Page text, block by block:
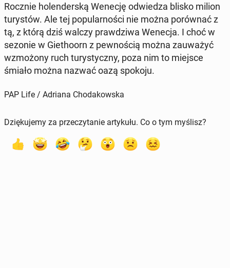
Rocznie ho­len­der­ską Wenecję od­wie­dza blisko milion
tu­ry­stów. Ale tej po­pu­lar­no­ści nie można po­rów­nać z
tą, z którą dziś walczy praw­dzi­wa Wenecja. I choć w
sezonie w Gie­tho­orn z pew­no­ścią można za­uwa­żyć
wzmo­żo­ny ruch tu­ry­stycz­ny, poza nim to miejsce
śmiało można nazwać oazą spokoju.
PAP Life / Adriana Chodakowska
Dziękujemy za przeczytanie artykułu. Co o tym myślisz?